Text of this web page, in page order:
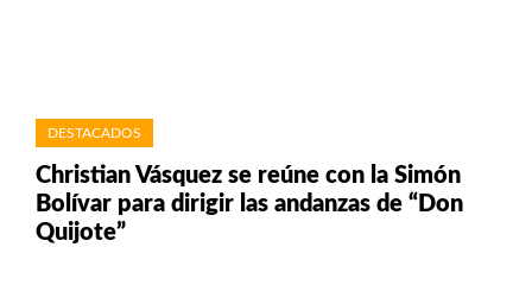
DESTACADOS
Christian Vásquez se reúne con la Simón
Bolívar para dirigir las andanzas de “Don
Quijote”